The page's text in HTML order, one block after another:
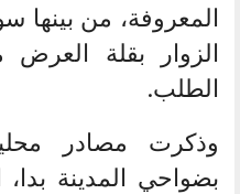
المعروفة، من بينها
الزوار بقلة العرض
الطلب.
وذكرت مصادر
بضواحي المدينة بدا،